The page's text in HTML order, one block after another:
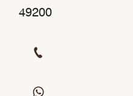
49200